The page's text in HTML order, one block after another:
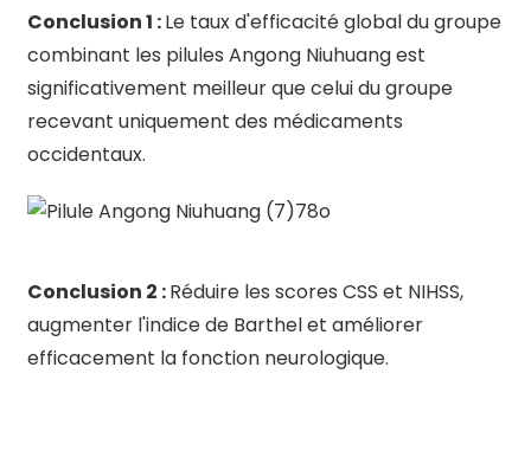
Conclusion 1 :Le taux d'efficacité global du groupe
combinant les pilules Angong Niuhuang est
significativement meilleur que celui du groupe
recevant uniquement des médicaments
occidentaux.
Conclusion 2 :Réduire les scores CSS et NIHSS,
augmenter l'indice de Barthel et améliorer
efficacement la fonction neurologique.